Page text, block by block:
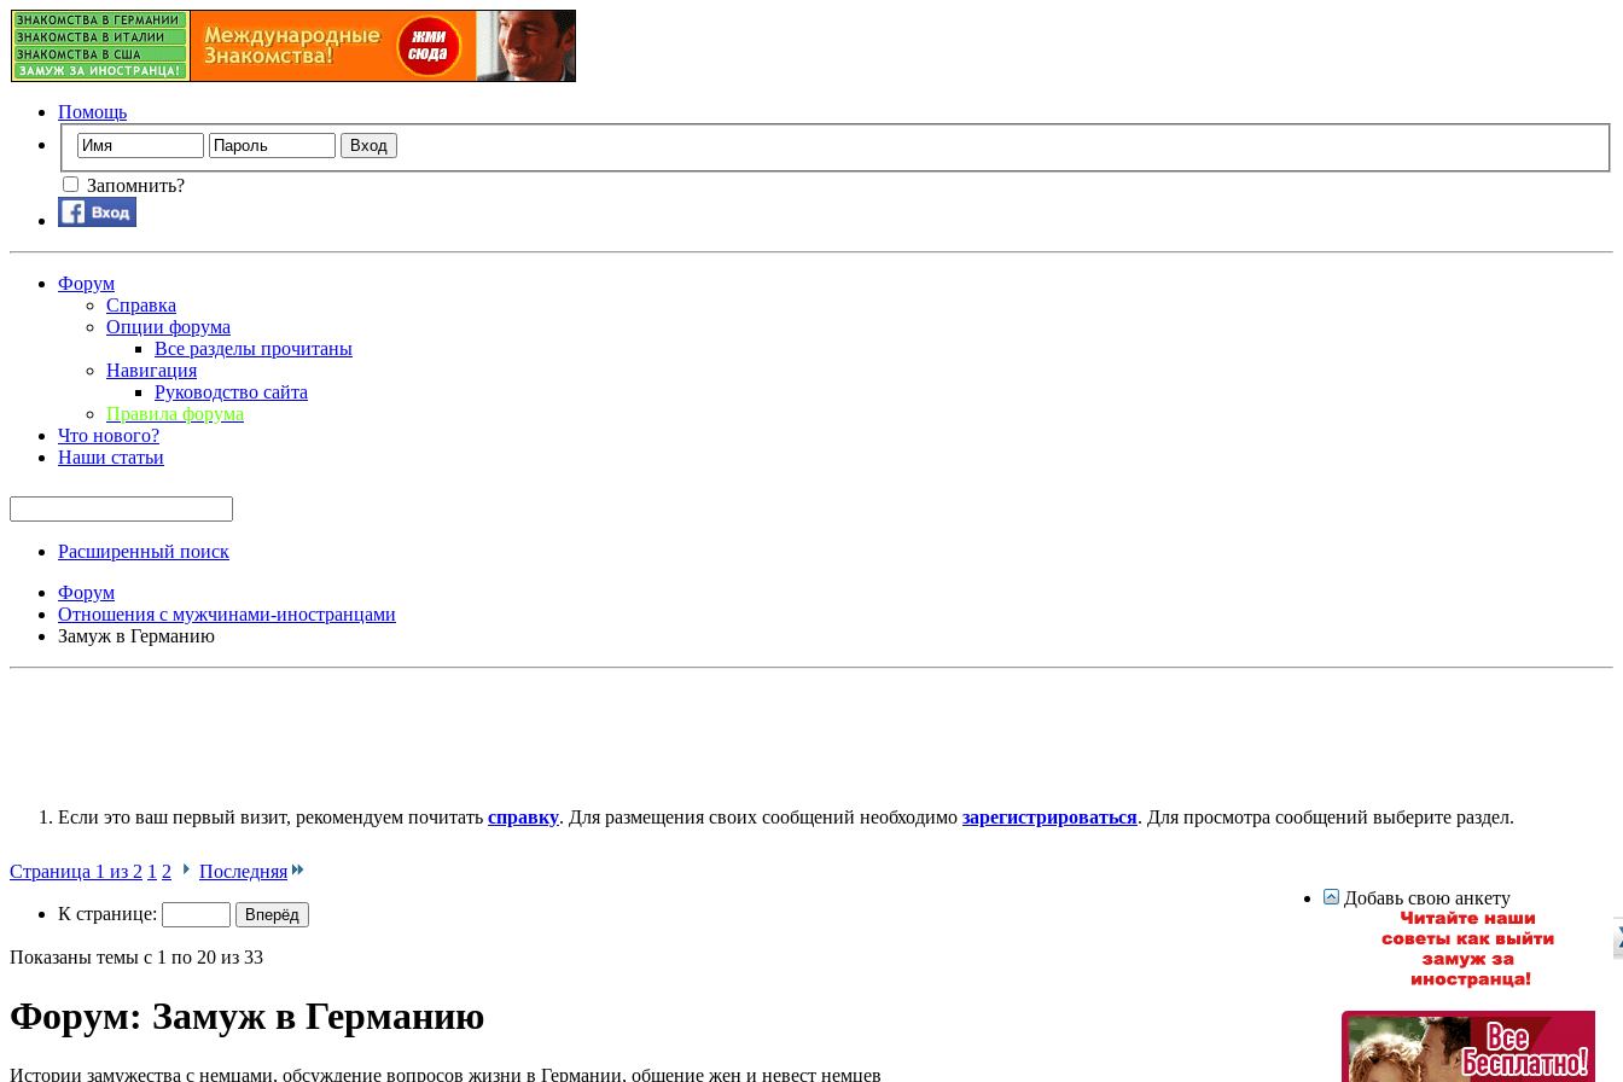
Помощь
Запомнить?
Форум
Справка
Опции форума
Все разделы прочитаны
Навигация
Руководство сайта
Правила форума
Что нового?
Наши статьи
Расширенный поиск
Форум
Отношения с мужчинами-иностранцами
Замуж в Германию
Если это ваш первый визит, рекомендуем почитать справку. Для размещения своих сообщений необходимо зарегистрироваться. Для просмотра сообщений выберите раздел.
Страница 1 из 2 1 2 Последняя
К странице:
Показаны темы с 1 по 20 из 33
Форум: Замуж в Германию
Истории замужества с немцами, обсуждение вопросов жизни в Германии, общение жен и невест немцев
Добавь свою анкету